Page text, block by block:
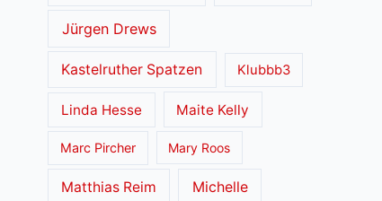
Jürgen Drews
Kastelruther Spatzen Klubbb3
Linda Hesse Maite Kelly
Marc Pircher Mary Roos
Matthias Reim Michelle